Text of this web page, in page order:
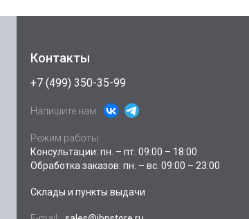
Контакты
+7 (499) 350-35-99
Напишите нам:
Режим работы:
Консультации: пн. – пт. 09:00 – 18:00
Обработка заказов: пн. – вс. 09:00 – 23:00
Склады и пункты выдачи